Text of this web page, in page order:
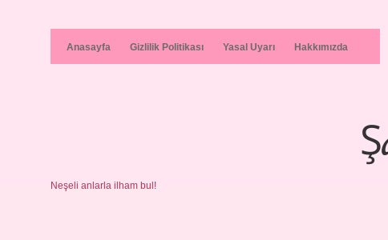
Anasayfa Gizlilik Politikası Yasal Uyarı Hakkımızda
Neşeli anlarla ilham bul!